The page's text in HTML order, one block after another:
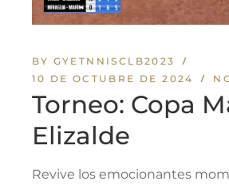
BY GYETNNISCLB2023
10 DE OCTUBRE DE 2024
Torneo: Copa
Elizalde
Revive los emocionantes